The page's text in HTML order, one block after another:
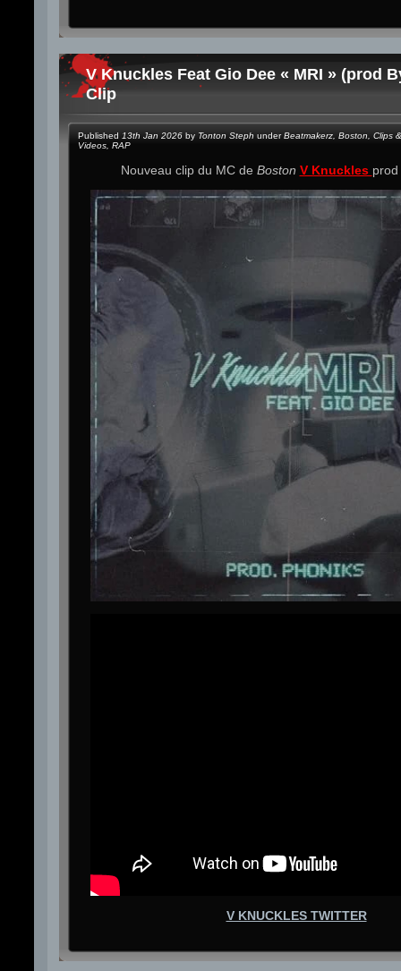
V Knuckles Feat Gio Dee « MRI » (prod
Clip
Published 13th Jan 2026 by Tonton Steph underBeatmakerz Boston
Clips &
Videos RAP
Nouveau clip du MC de Boston V Knuckles
V KNUCKLES TWITTER